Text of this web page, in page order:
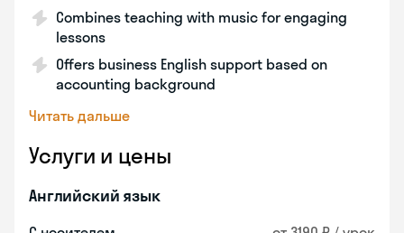
Combines teaching with music for engaging
lessons
Offers business English support based on
accounting background
Читать дальше
Услуги и цены
Английский язык